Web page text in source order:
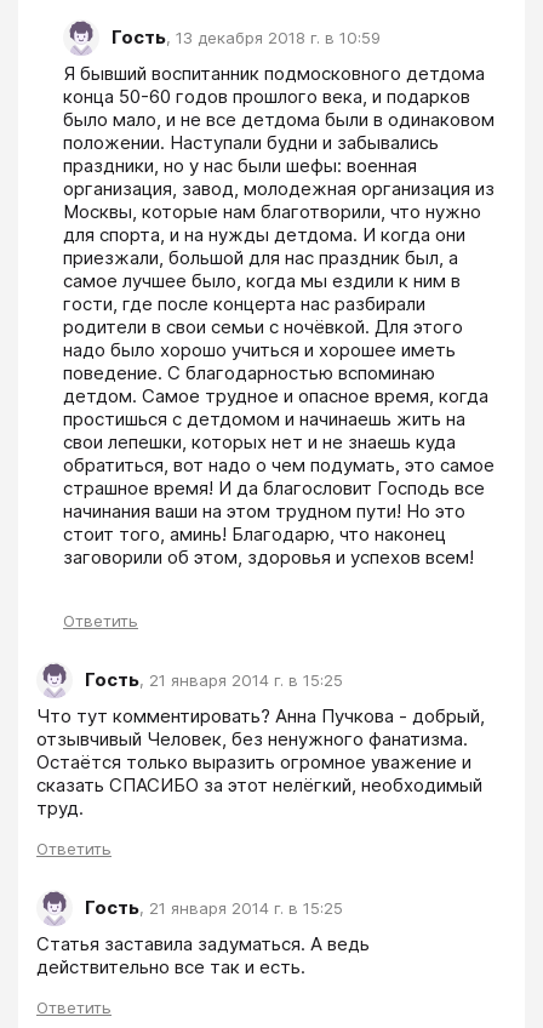
Гость, 13 декабря 2018 г. в 10:59
Я бывший воспитанник подмосковного детдома
конца 50-60 годов прошлого века, и подарков
было мало, и не все детдома были в одинаковом
положении. Наступали будни и забывались
праздники, но у нас были шефы: военная
организация, завод, молодежная организация из
Москвы, которые нам благотворили, что нужно
для спорта, и на нужды детдома. И когда они
приезжали, большой для нас праздник был, а
самое лучшее было, когда мы ездили к ним в
гости, где после концерта нас разбирали
родители в свои семьи с ночёвкой. Для этого
надо было хорошо учиться и хорошее иметь
поведение. С благодарностью вспоминаю
детдом. Самое трудное и опасное время, когда
простишься с детдомом и начинаешь жить на
свои лепешки, которых нет и не знаешь куда
обратиться, вот надо о чем подумать, это самое
страшное время! И да благословит Господь все
начинания ваши на этом трудном пути! Но это
стоит того, аминь! Благодарю, что наконец
заговорили об этом, здоровья и успехов всем!
Ответить
Гость, 21 января 2014 г. в 15:25
Что тут комментировать? Анна Пучкова - добрый,
отзывчивый Человек, без ненужного фанатизма.
Остаётся только выразить огромное уважение и
сказать СПАСИБО за этот нелёгкий, необходимый
труд.
Ответить
Гость, 21 января 2014 г. в 15:25
Статья заставила задуматься. А ведь
действительно все так и есть.
Ответить